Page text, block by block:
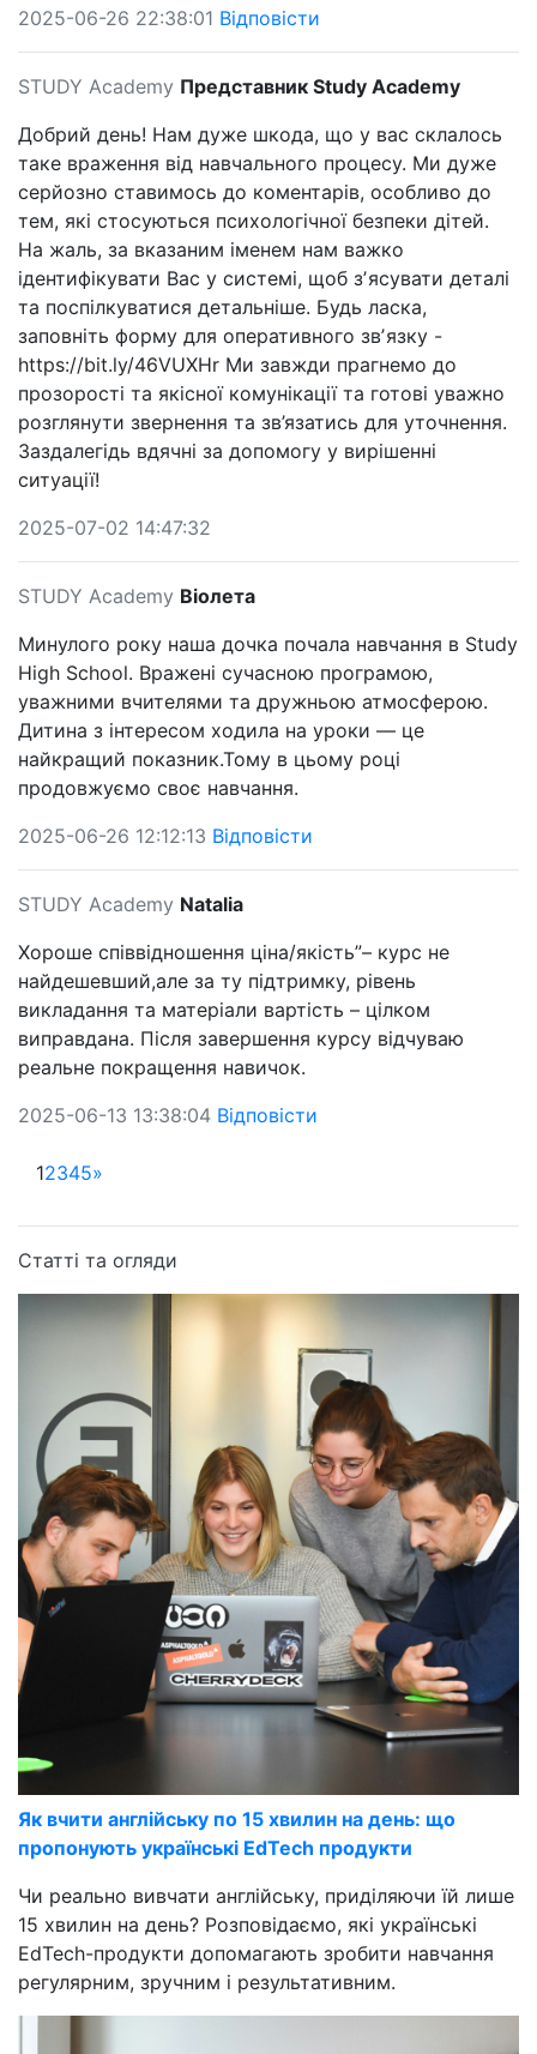
2025-06-26 22:38:01 Відповісти
STUDY Academy Представник Study Academy
Добрий день! Нам дуже шкода, що у вас склалось
таке враження від навчального процесу. Ми дуже
серйозно ставимось до коментарів, особливо до
тем, які стосуються психологічної безпеки дітей.
На жаль, за вказаним іменем нам важко
ідентифікувати Вас у системі, щоб зʼясувати деталі
та поспілкуватися детальніше. Будь ласка,
заповніть форму для оперативного звʼязку -
https://bit.ly/46VUXHr Ми завжди прагнемо до
прозорості та якісної комунікації та готові уважно
розглянути звернення та зв’язатись для уточнення.
Заздалегідь вдячні за допомогу у вирішенні
ситуації!
2025-07-02 14:47:32
STUDY Academy Віолета
Минулого року наша дочка почала навчання в Study
High School. Вражені сучасною програмою,
уважними вчителями та дружньою атмосферою.
Дитина з інтересом ходила на уроки — це
найкращий показник.Тому в цьому році
продовжуємо своє навчання.
2025-06-26 12:12:13 Відповісти
STUDY Academy Natalia
Хороше співвідношення ціна/якість”– курс не
найдешевший,але за ту підтримку, рівень
викладання та матеріали вартість – цілком
виправдана. Після завершення курсу відчуваю
реальне покращення навичок.
2025-06-13 13:38:04 Відповісти
12345»
Статті та огляди
Як вчити англійську по 15 хвилин на день: що
пропонують українські EdTech продукти
Чи реально вивчати англійську, приділяючи їй лише
15 хвилин на день? Розповідаємо, які українські
EdTech-продукти допомагають зробити навчання
регулярним, зручним і результативним.